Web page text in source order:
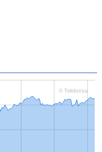
© Teleborsa